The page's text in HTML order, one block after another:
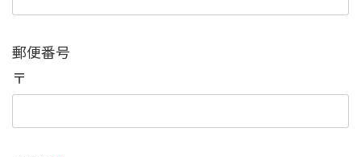
郵便番号
〒